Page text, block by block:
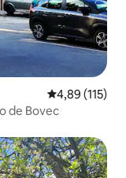
4,89 de uma
4,89 (115)
de Bovec